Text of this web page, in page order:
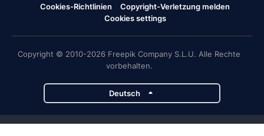
Cookies-Richtlinien
Copyright-Verletzung melden
Cookies settings
Copyright © 2010-2026 Freepik Company S.L.U. Alle Rechte
vorbehalten.
Deutsch